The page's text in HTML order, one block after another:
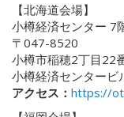
【北海道会場】
小樽経済センター 7
〒047-8520
小樽市稲穂2丁目22
小樽経済センタービ
アクセス： https://